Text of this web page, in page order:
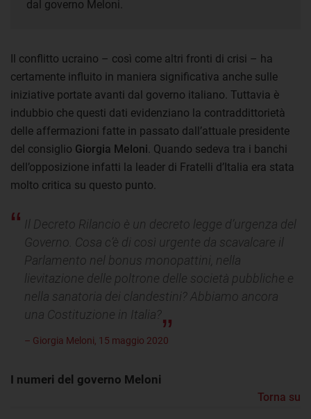
dal governo Meloni.
Il conflitto ucraino – così come altri fronti di crisi – ha
certamente influito in maniera significativa anche sulle
iniziative portate avanti dal governo italiano. Tuttavia è
indubbio che questi dati evidenziano la contraddittorietà
delle affermazioni fatte in passato dall’attuale presidente
del consiglio Giorgia Meloni. Quando sedeva tra i banchi
dell’opposizione infatti la leader di Fratelli d’Italia era stata
molto critica su questo punto.
Il Decreto Rilancio è un decreto legge d’urgenza del
Governo. Cosa c’è di così urgente da scavalcare il
Parlamento nel bonus monopattini, nella
lievitazione delle poltrone delle società pubbliche e
nella sanatoria dei clandestini? Abbiamo ancora
una Costituzione in Italia?
– Giorgia Meloni, 15 maggio 2020
I numeri del governo Meloni
Torna su